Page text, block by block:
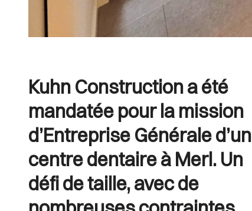
Kuhn Construction a été
mandatée pour la mission
d’Entreprise Générale d’un
centre dentaire à Merl. Un
défi de taille, avec de